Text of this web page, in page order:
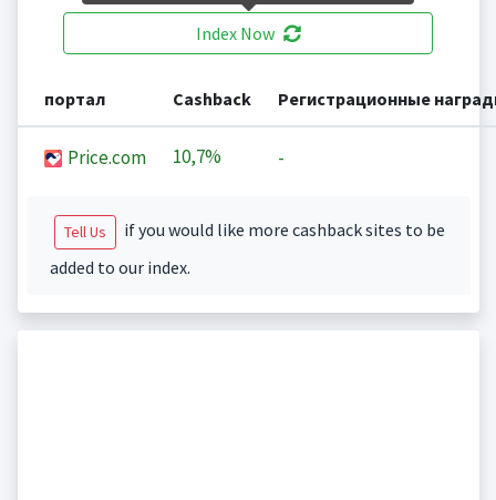
Index Now
портал Cashback Регистрационные
Price.com 10,7% -
Tell Us
if you would like more cashback sites to be
added to our index.